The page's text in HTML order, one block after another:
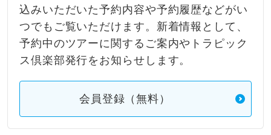
込みいただいた予約内容や予約履歴などがい
つでもご覧いただけます。新着情報として、
予約中のツアーに関するご案内やトラピック
ス倶楽部発行をお知らせします。
会員登録（無料）